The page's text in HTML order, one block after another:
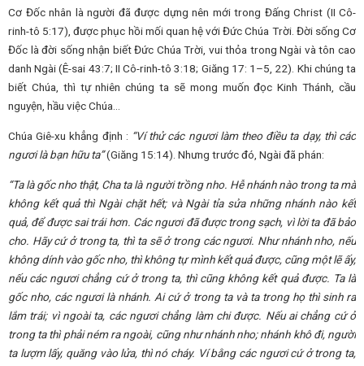
Cơ Đốc nhân là người đã được dựng nên mới trong Đấng Christ (II Cô-
rinh-tô 5:17), được phục hồi mối quan hệ với Đức Chúa Trời. Đời sống Cơ
Đốc là đời sống nhận biết Đức Chúa Trời, vui thỏa trong Ngài và tôn cao
danh Ngài (Ê-sai 43:7; II Cô-rinh-tô 3:18; Giăng 17: 1–5, 22). Khi chúng ta
biết Chúa, thì tự nhiên chúng ta sẽ mong muốn đọc Kinh Thánh, cầu
nguyện, hầu việc Chúa…
Chúa Giê-xu khẳng định : “Ví thử các ngươi làm theo điều ta dạy, thì các
ngươi là bạn hữu ta”(Giăng 15:14). Nhưng trước đó, Ngài đã phán:
“Ta là gốc nho thật, Cha ta là người trồng nho. Hễ nhánh nào trong ta mà
không kết quả thì Ngài chặt hết; và Ngài tỉa sửa những nhánh nào kết
quả, để được sai trái hơn. Các ngươi đã được trong sạch, vì lời ta đã bảo
cho. Hãy cứ ở trong ta, thì ta sẽ ở trong các ngươi. Như nhánh nho, nếu
không dính vào gốc nho, thì không tự mình kết quả được, cũng một lẽ ấy,
nếu các ngươi chẳng cứ ở trong ta, thì cũng không kết quả được. Ta là
gốc nho, các ngươi là nhánh. Ai cứ ở trong ta và ta trong họ thì sinh ra
lắm trái; vì ngoài ta, các ngươi chẳng làm chi được. Nếu ai chẳng cứ ở
trong ta thì phải ném ra ngoài, cũng như nhánh nho; nhánh khô đi, người
ta lượm lấy, quăng vào lửa, thì nó cháy. Ví bằng các ngươi cứ ở trong ta,